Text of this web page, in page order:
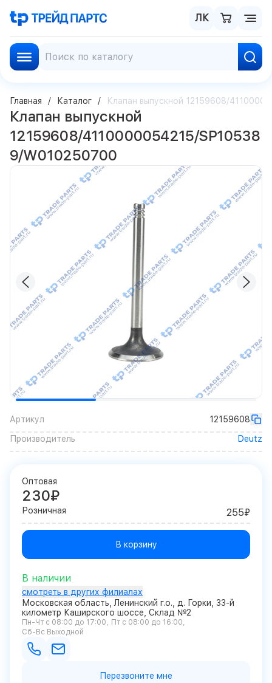
ЛК
Главная Каталог Клапан выпускной 12159608/
Клапан выпускной
12159608/4110000054215/SP10538
9/W010250700
Артикул
12159608
Производитель
Deutz
Оптовая
230₽
Розничная 255₽
В корзину
В наличии
смотреть в других филиалах
Московская область, Ленинский г.о., д. Горки, 33-й
километр Каширского шоссе, Склад №2
Пн-Чт с 08:00 до 17:00
Пт с 08:00 до 16:00
Сб-Вс Выходной
Перезвоните мне